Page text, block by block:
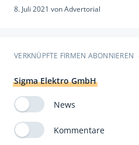
8. Juli 2021 vonAdvertorial
VERKNÜPFTE FIRMEN ABONNIEREN
Sigma Elektro GmbH
News
Kommentare